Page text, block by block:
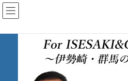
コ
ン
ン
ナ
ビ
ー